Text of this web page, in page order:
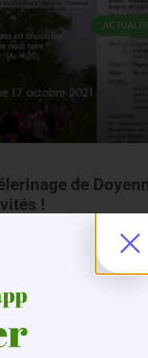
de
!
pas à vous joindre à
rencontre, de prière, de
et CHEVREUSE.
le programme détaillé,
»